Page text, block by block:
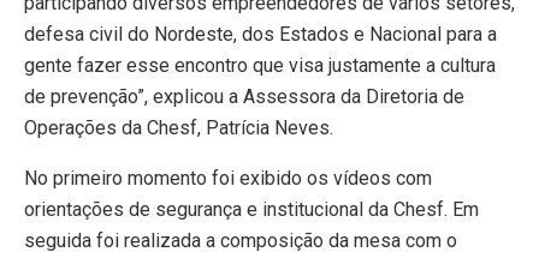
defesa civil do Nordeste, dos Estados e Nacional para a
gente fazer esse encontro que visa justamente a cultura
de prevenção”, explicou a Assessora da Diretoria de
Operações da Chesf, Patrícia Neves.
No primeiro momento foi exibido os vídeos com
orientações de segurança e institucional da Chesf. Em
seguida foi realizada a composição da mesa com o